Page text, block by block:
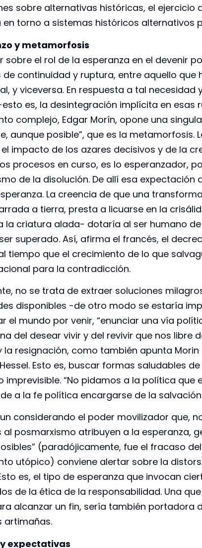
sobre alternativas históricas, el
torno a sistemas históricos alternativos
y metamorfosis
sobre el rol de la esperanza en el devenir
de continuidad y ruptura, entre aquello que
y viceversa. En respuesta a tal
es, la desintegración implícita en esas
complejo, Edgar Morín, opone una
aunque posible”, que es la metamorfosis.
impacto de los azares decisivos y de la
procesos en curso, es lo esperanzador,
de la disolución. De allí esa expectación
La creencia de que una
a tierra, presta a licuarse en la
la criatura alada- dotaría al ser humano
superado. Así, afirma el francés, el
tiempo que el crecimiento de lo que
para la contradicción.
no se trata de extraer soluciones
disponibles -de otro modo se estaría
el mundo por venir, “enunciar una vía
del desear vivir y del revivir que nos libre
la resignación, como también apunta
Esto es, buscar formas saludables
imprevisible. “No pidamos a la política que
a la fe política encargarse de la salvación
considerando el poder movilizador que,
al posmarxismo atribuyen a la esperanza,
(paradójicamente, fue el fracaso
utópico) conviene alertar sobre la
es, el tipo de esperanza que invocan
de la ética de la responsabilidad. Una
alcanzar un fin, sería también portadora
artimañas.
expectativas